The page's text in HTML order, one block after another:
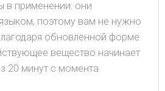
в применении: они
поэтому вам не нужно
обновленной форме
вещество начинает
20 минут с момента